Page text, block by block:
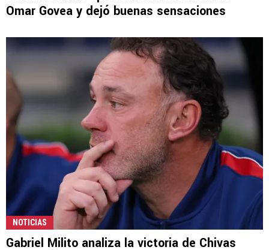
Omar Govea y dejó buenas sensaciones
NOTICIAS
Gabriel Milito analiza la victoria de Chivas